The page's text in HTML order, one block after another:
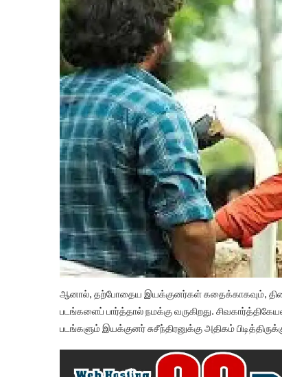
ஆனால், தற்போதைய இயக்குனர்கள் கதைக்காகவும்,
படங்களைப் பார்த்தால் நமக்கு வருகிறது.
படங்களும் இயக்குனர் சுசீந்திரனுக்கு அதிகம்